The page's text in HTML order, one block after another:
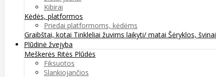
Kibirai
Kėdės, platformos
Priedai platformoms, kėdėms
Graibštai, kotai Tinkleliai žuvims laikyti/ matai Šėryklos, švinai
Plūdinė žvejyba
Meškerės Ritės Plūdės
Fiksuotos
Slankiojančios